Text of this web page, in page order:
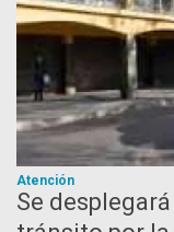
Atención
Se